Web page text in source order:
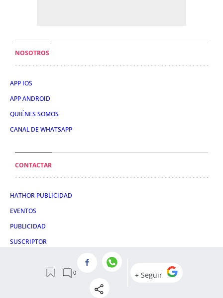
NOSOTROS
APP IOS
APP ANDROID
QUIÉNES SOMOS
CANAL DE WHATSAPP
CONTACTAR
HATHOR PUBLICIDAD
EVENTOS
PUBLICIDAD
SUSCRIPTOR